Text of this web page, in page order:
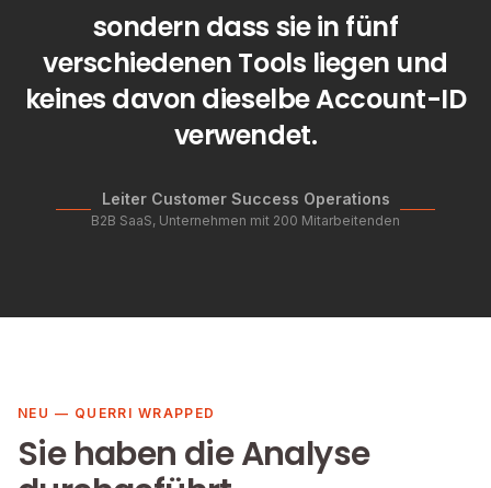
sondern dass sie in fünf
verschiedenen Tools liegen und
keines davon dieselbe Account-ID
verwendet.
Leiter Customer Success Operations
B2B SaaS, Unternehmen mit 200 Mitarbeitenden
NEU — QUERRI WRAPPED
Sie haben die Analyse